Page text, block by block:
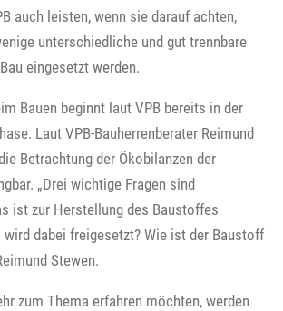
auch leisten, wenn sie darauf achten,
unterschiedliche und gut trennbare
eingesetzt werden.
Bauen beginnt laut VPB bereits in der
Laut VPB-Bauherrenberater Reimund
Betrachtung der Ökobilanzen der
„Drei wichtige Fragen sind
ist zur Herstellung des Baustoffes
dabei freigesetzt? Wie ist der Baustoff
Stewen.
zum Thema erfahren möchten, werden